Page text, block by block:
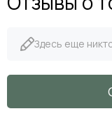
Здесь еще